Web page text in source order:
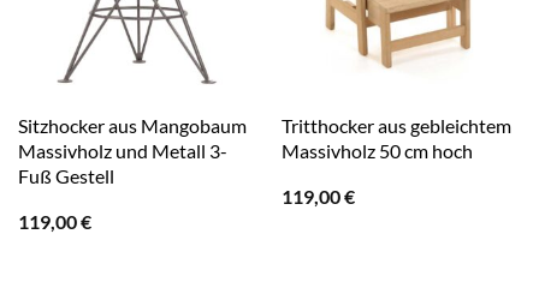
Sitzhocker aus Mangobaum
Massivholz und Metall 3-
Fuß Gestell
119,00€
Tritthocker aus gebleichtem
Massivholz 50 cm hoch
119,00€